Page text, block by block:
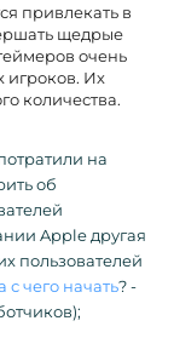
привлекать в
щедрые
очень
игроков. Их
количества.
на
об
Apple другая
пользователей
с чего начать? -